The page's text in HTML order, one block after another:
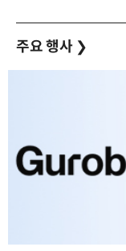
주요 행사 ❯